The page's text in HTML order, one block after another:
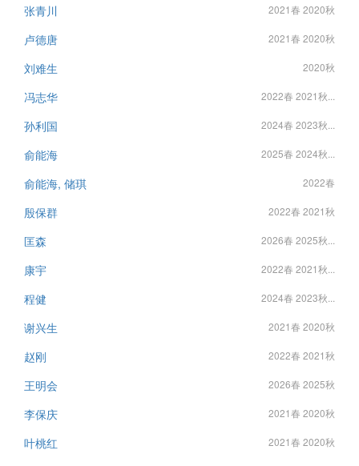
张青川 2021春 2020秋
卢德唐 2021春 2020秋
刘难生 2020秋
冯志华 2022春 2021秋...
孙利国 2024春 2023秋...
俞能海 2025春 2024秋...
俞能海, 储琪 2022春
殷保群 2022春 2021秋
匡森 2026春 2025秋...
康宇 2022春 2021秋...
程健 2024春 2023秋...
谢兴生 2021春 2020秋
赵刚 2022春 2021秋
王明会 2026春 2025秋
李保庆 2021春 2020秋
叶桃红 2021春 2020秋